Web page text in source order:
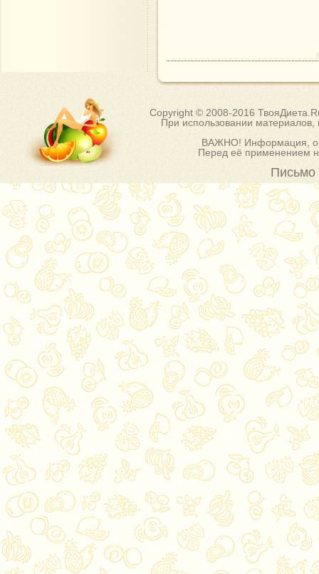
Copyright © 2008-2016
При использовании материалов,
ВАЖНО! Информация,
Перед её применением
Письмо